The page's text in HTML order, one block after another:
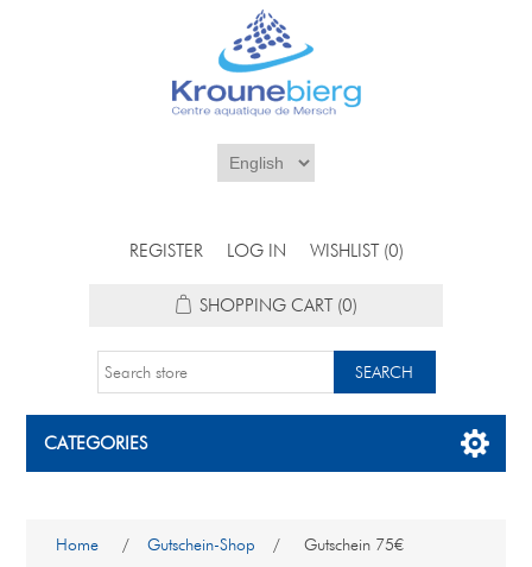
REGISTER LOG IN WISHLIST (0)
SHOPPING CART (0)
CATEGORIES
Home / Gutschein-Shop / Gutschein 75€